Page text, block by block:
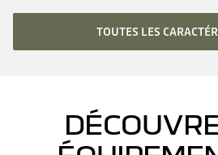
TOUTES LES